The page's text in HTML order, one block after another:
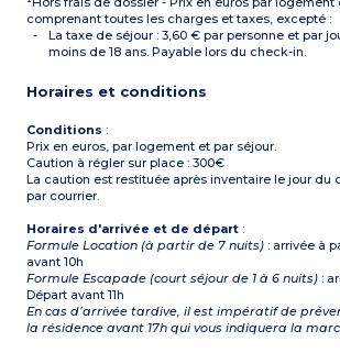
cheveux, miroir grossissant
* PMR : Personne à
mobilité réduite
comprenant toutes les charges et taxes, excepté :
La taxe de séjour : 3,60 € par personne et par
moins de 18 ans. Payable lors du check-in.
Horaires et conditions
Conditions :
Prix en euros, par logement et par séjour.
Caution à régler sur place : 300€
La caution est restituée après inventaire le jour du
par courrier.
Horaires d'arrivée et de départ :
Formule Location (à partir de 7 nuits) : arrivée à
avant 10h
Formule Escapade (court séjour de 1 à 6 nuits) :
Départ avant 11h
En cas d’arrivée tardive, il est impératif de
la résidence avant 17h qui vous indiquera la